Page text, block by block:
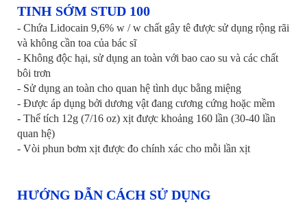
TINH SỚM STUD 100
- Chứa Lidocain 9,6% w / w chất gây tê được sử dụng rộng rãi
và không cần toa của bác sĩ
- Không độc hại, sử dụng an toàn với bao cao su và các chất
bôi trơn
- Sử dụng an toàn cho quan hệ tình dục bằng miệng
- Được áp dụng bởi dương vật đang cương cứng hoặc mềm
- Thể tích 12g (7/16 oz) xịt được khoảng 160 lần (30-40 lần
quan hệ)
- Vòi phun bơm xịt được đo chính xác cho mỗi lần xịt
HƯỚNG DẪN CÁCH SỬ DỤNG